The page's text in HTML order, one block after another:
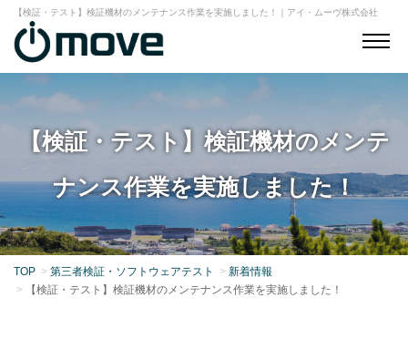
【検証・テスト】検証機材のメンテナンス作業を実施しました！｜アイ・ムーヴ株式会社
【検証・テスト】検証機材のメンテ
ナンス作業を実施しました！
TOP 第三者検証・ソフトウェアテスト
新着情報
【検証・テスト】検証機材のメンテナンス作業を実施しました！